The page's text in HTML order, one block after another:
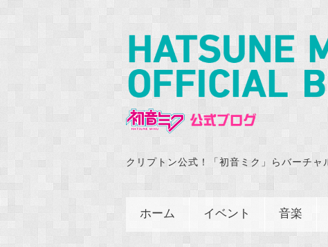
クリプトン公式！「初音ミク」らバーチャ
ホーム イベント 音楽